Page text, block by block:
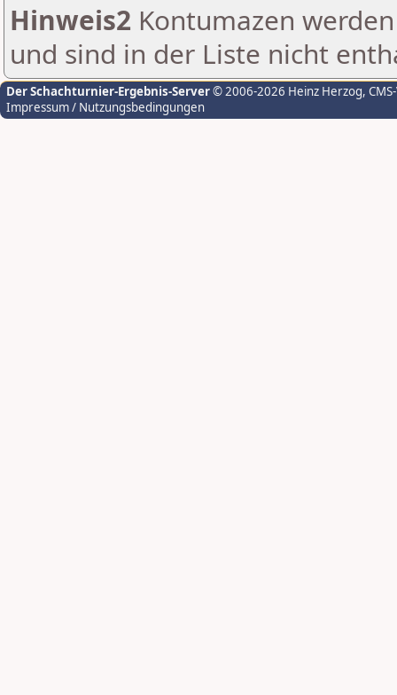
Hinweis2 Kontumazen
und sind in der Liste nicht
Der Schachturnier-Ergebnis-Server© 2006-2026 Heinz Herzog,
Impressum / Nutzungsbedingungen